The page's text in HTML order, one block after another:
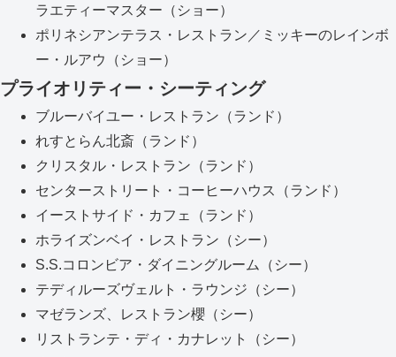
ラエティーマスター（ショー）
ポリネシアンテラス・レストラン／ミッキーのレインボ
ー・ルアウ（ショー）
プライオリティー・シーティング
ブルーバイユー・レストラン（ランド）
れすとらん北斎（ランド）
クリスタル・レストラン（ランド）
センターストリート・コーヒーハウス（ランド）
イーストサイド・カフェ（ランド）
ホライズンベイ・レストラン（シー）
S.S.コロンビア・ダイニングルーム（シー）
テディルーズヴェルト・ラウンジ（シー）
マゼランズ、レストラン櫻（シー）
リストランテ・ディ・カナレット（シー）